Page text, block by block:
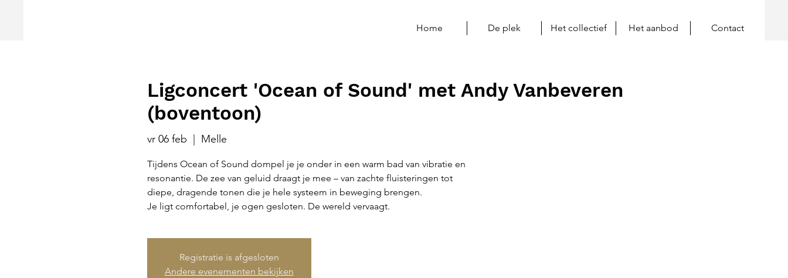
Home De plek Het collectief Het aanbod Contact
Ligconcert 'Ocean of Sound' met Andy Vanbeveren
(boventoon)
vr 06 feb Melle
Tijdens Ocean of Sound dompel je je onder in een warm bad van vibratie en
resonantie. De zee van geluid draagt je mee – van zachte fluisteringen tot
diepe, dragende tonen die je hele systeem in beweging brengen.
Je ligt comfortabel, je ogen gesloten. De wereld vervaagt.
Registratie is afgesloten
Andere evenementen bekijken